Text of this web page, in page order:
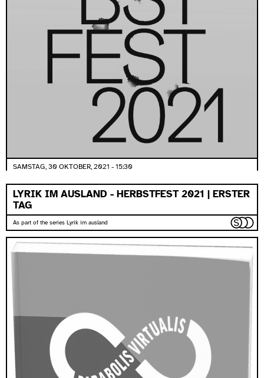
SAMSTAG, 30 OKTOBER, 2021 - 15:30
LYRIK IM AUSLAND - HERBSTFEST 2021 | ERSTER
TAG
As part of the series Lyrik im ausland